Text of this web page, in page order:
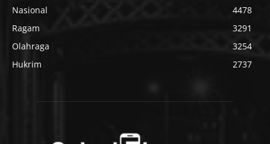
Nasional
4478
Ragam
3291
Olahraga
3254
Hukrim
2737